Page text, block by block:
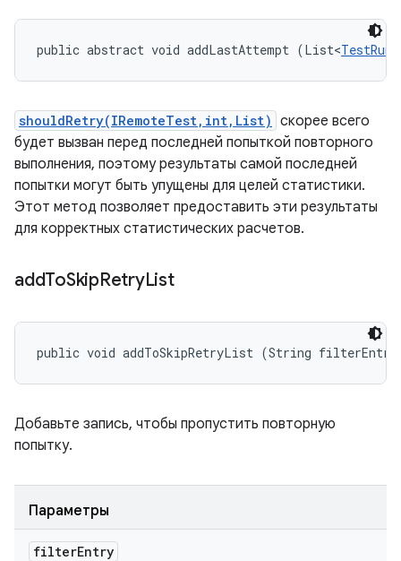
public abstract void addLastAttempt (List<
shouldRetry(IRemoteTest,int,List) скорее всего
будет вызван перед последней попыткой повторного
выполнения, поэтому результаты самой последней
попытки могут быть упущены для целей статистики.
Этот метод позволяет предоставить эти результаты
для корректных статистических расчетов.
addToSkipRetryList
public void addToSkipRetryList (String
Добавьте запись, чтобы пропустить повторную
попытку.
Параметры
filterEntry